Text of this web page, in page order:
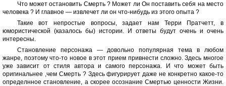
Что может остановить Смерть ? Может ли Он поставить себя на место
человека ? И главное — извлечет ли он что-нибудь из этого опыта ?
Такие вот непростые вопросы, задает нам Терри Пратчетт, в
юмористической (казалось бы) истории. И ответы будут очень и очень
интересны.
Становление персонажа — довольно популярная тема в любом
жанре, поэтому что-то новое в этот прием привнести сложно. Здесь многое
уже зависит от стиля автора и самого персонажа. И что может быть
оригинальнее ,чем Смерть ? Здесь фигурирует даже не конкретно какое-то
определнное становление, а скорее осознание Смертью ценности Жизни.